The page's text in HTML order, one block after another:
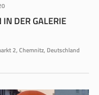
DER GALERIE
2, Chemnitz, Deutschland